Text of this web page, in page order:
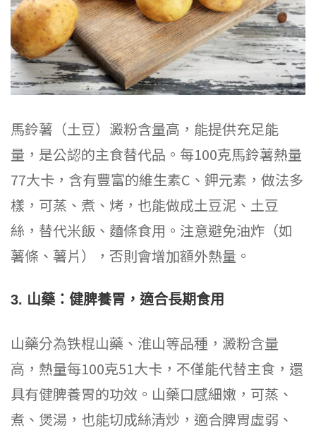
馬鈴薯（土豆）澱粉含量高，能提供充足能
量，是公認的主食替代品。每100克馬鈴薯熱量
77大卡，含有豐富的維生素C、鉀元素，做法多
樣，可蒸、煮、烤，也能做成土豆泥、土豆
絲，替代米飯、麵條食用。注意避免油炸（如
薯條、薯片），否則會增加額外熱量。
3. 山藥：健脾養胃，適合長期食用
山藥分為铁棍山藥、淮山等品種，澱粉含量
高，熱量每100克51大卡，不僅能代替主食，還
具有健脾養胃的功效。山藥口感細嫩，可蒸、
煮、煲湯，也能切成絲清炒，適合脾胃虛弱、